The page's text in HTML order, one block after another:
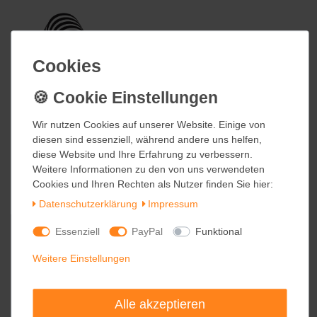
Cookies
Wir nutzen Cookies auf unserer Website. Einige von
diesen sind essenziell, während andere uns helfen,
diese Website und Ihre Erfahrung zu verbessern.
Weitere Informationen zu den von uns verwendeten
Cookies und Ihren Rechten als Nutzer finden Sie hier:
Daten­schutz­erklärung
Impressum
Essenziell PayPal Funktional
Weitere Einstellungen
Alle akzeptieren
Cookies
Wir nutzen Cookies auf unserer Website. Einige von
diesen sind essenziell, während andere uns helfen,
diese Website und Ihre Erfahrung zu verbessern.
Weitere Informationen zu den von uns verwendeten
Cookies und Ihren Rechten als Nutzer finden Sie hier:
Daten­schutz­erklärung
Impressum
Essenziell PayPal Funktional
Weitere Einstellungen
Alle akzeptieren